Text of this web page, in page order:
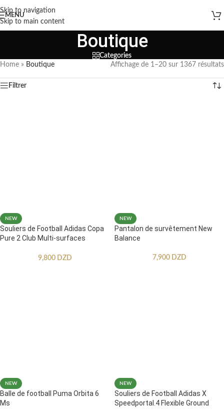
Skip to navigation
Skip to main content
MENU
Boutique
Categories
Home » Boutique Affichage de 1–20 sur 1367 résultats
Filtrer
NEW
Souliers de Football Adidas Copa
Pure 2 Club Multi-surfaces
9,800 DZD
NEW
Pantalon de survêtement New
Balance
7,900 DZD
NEW
Balle de football Puma Orbita 6
Ms
NEW
Souliers de Football Adidas X
Speedportal.4 Flexible Ground